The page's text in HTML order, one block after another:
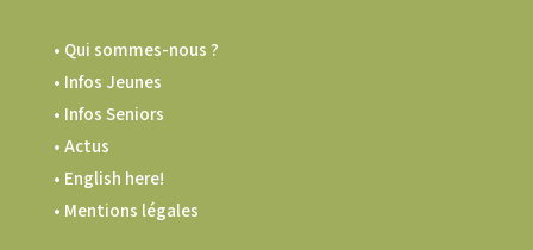
• Qui sommes-nous ?
• Infos Jeunes
• Infos Seniors
• Actus
• English here!
• Mentions légales